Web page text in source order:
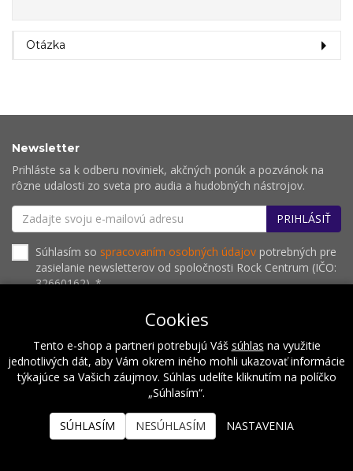
Otázka
Newsletter
Prihláste sa k odberu noviniek, akčných ponúk a pozvánok na
rôzne udalosti zo sveta pro audia a hudobných nástrojov.
PRIHLÁSIŤ
Súhlasím so spracovaním osobných údajov potrebných pre
zasielanie newsletterov od spoločnosti Rock Centrum (IČO:
32660162). *
O nás Naše hodnoty Inštalácie
Referencie
Kalendár podujatí
Kontakt
2026 © Rock Centrum
Cookies
Tento e-shop a partneri potrebujú Váš súhlas na využitie
jednotlivých dát, aby Vám okrem iného mohli ukazovať informácie
týkajúce sa Vašich záujmov. Súhlas udelíte kliknutím na políčko
„Súhlasím“.
SÚHLASÍM NESÚHLASÍM NASTAVENIA